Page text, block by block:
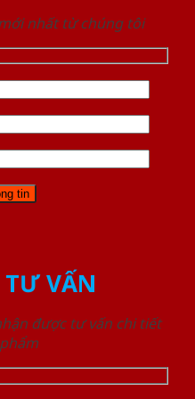
nhất từ chúng tôi
VẤN
được tư vấn chi tiết